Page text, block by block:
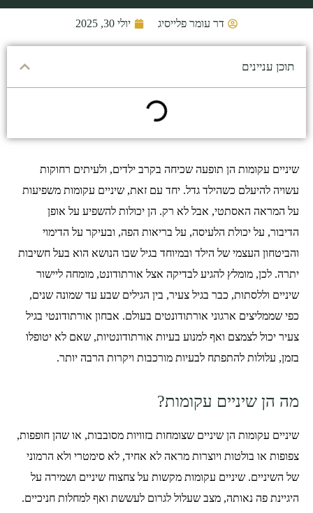
דר עומר פלייסיג יולי 30, 2025
תוכן עניינים
שיניים עקומות הן תופעה שכיחה בקרב ילדים, ולעיתים רחוקות
עשויה להיעלם כשהילד גדל. יחד עם זאת, שיניים עקומות משפיעות
על המראה האסתטי, אבל לא רק. הן יכולות להשפיע על אופן
הדיבור, על יכולת הלעיסה, על בריאות הפה, ובעיקר על הדימוי
והביטחון העצמי של הילד ובמיוחד בגיל שבו הנושא הוא בעל חשיבות
יתרה. לכן, מומלץ להגיע לבדיקה אצל אורתודונט, מומחה ליישור
שיניים וללסתות, כבר בגיל צעיר, בין הגילים שבע עד שמונה שנים,
כפי שממליצים ארגוני אורתודונטים בעולם. אבחון אורתודונטי בגיל
צעיר יכול לצמצם ואף למנוע בעיות אורתודונטיות, שאם לא יטופלו
בזמן, עלולות להתפתח לבעיות מורכבות ויקרות הרבה יותר.
מה הן שיניים עקומות?
שיניים עקומות הן שיניים שצומחות בזוויות מסובבות, או שהן חופפות,
צפופות או בולטות ויוצרות מראה לא אחיד, לא סימטרי ולא הרמוני
של השיניים. שיניים עקומות מקשות על צחצוח שיניים ושמירה על
היגיינת פה נאותה, מצב שעלול לגרום לעששת ואף למחלות חניכיים.